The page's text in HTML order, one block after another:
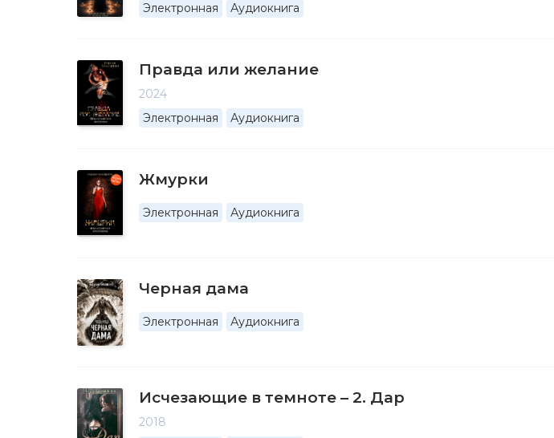
Электронная
Аудиокнига
Правда или желание
2024
Электронная
Аудиокнига
Жмурки
Электронная Аудиокнига
Черная дама
Электронная Аудиокнига
Исчезающие в темноте – 2. Дар
2018